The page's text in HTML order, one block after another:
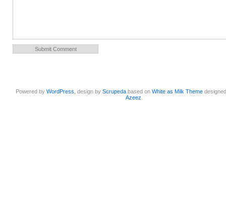
Powered byWordPress , design byScrupeda based onWhite as Milk Theme
Azeez